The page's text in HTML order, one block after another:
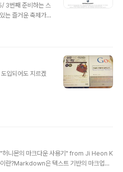
번째 준비하는 스
는 즐거운 축제가
입되어도 지르겠
니몬의 마크다운 사용기" from Ji Heon K
란?Markdown은 텍스트 기반의 마크업언